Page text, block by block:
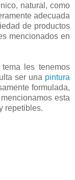
natural, como
adecuada
de productos
mencionados en
les tenemos
ser una pintura
formulada,
esta
repetibles.